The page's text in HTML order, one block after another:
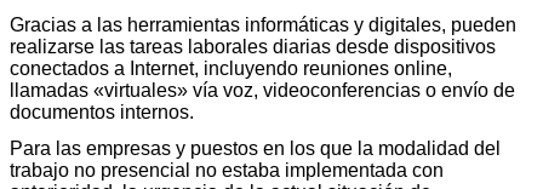
Gracias a las herramientas informáticas y digitales, pueden
realizarse las tareas laborales diarias desde dispositivos
conectados a Internet, incluyendo reuniones online,
llamadas «virtuales» vía voz, videoconferencias o envío de
documentos internos.
Para las empresas y puestos en los que la modalidad del
trabajo no presencial no estaba implementada con